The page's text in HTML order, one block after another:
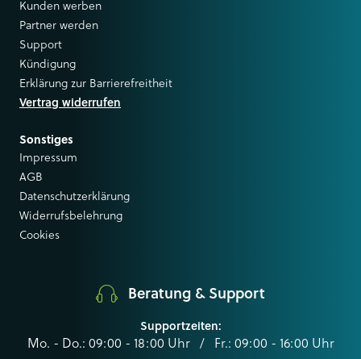
Kunden werben
Partner werden
Support
Kündigung
Erklärung zur Barrierefreitheit
Vertrag widerrufen
Sonstiges
Impressum
AGB
Datenschutzerklärung
Widerrufsbelehrung
Cookies
Beratung & Support
Supportzeiten:
Mo. - Do.: 09:00 - 18:00 Uhr / Fr.: 09:00 - 16:00 Uhr